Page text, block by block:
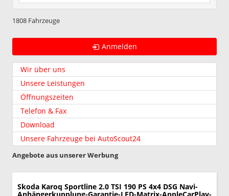
1808 Fahrzeuge
Anmelden
Wir über uns
Unsere Leistungen
Öffnungszeiten
Telefon & Fax
Download
Unsere Fahrzeuge bei AutoScout24
Angebote aus unserer Werbung
Skoda Karoq Sportline 2.0 TSI 190 PS 4x4 DSG Navi-